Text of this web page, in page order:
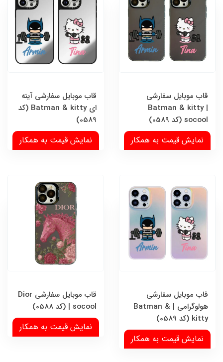
قاب موبایل سفارشی
Batman & kitty |
socool (کد 0589)
نمایش قیمت به همکار
قاب موبایل سفارشی آینه
ای Batman & kitty (کد
0589)
نمایش قیمت به همکار
قاب موبایل سفارشی
هولوگرامی | Batman &
kitty (کد 0589)
نمایش قیمت به همکار
قاب موبایل سفارشی Dior
| socool (کد 0588)
نمایش قیمت به همکار